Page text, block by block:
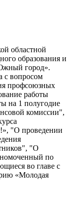
областной
образования и
город».
с вопросом
профсоюзных
работы
на 1 полугодие
комиссии",
"О проведении
"О
по
во главе с
«Молодая